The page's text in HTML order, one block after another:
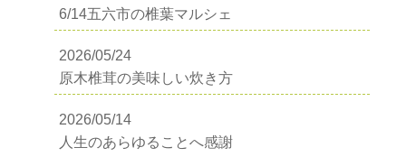
6/14五六市の椎葉マルシェ
2026/05/24
原木椎茸の美味しい炊き方
2026/05/14
人生のあらゆることへ感謝